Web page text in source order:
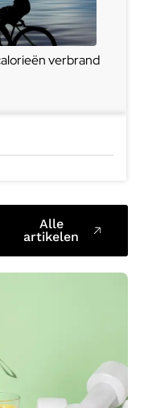
verbrand
Alle
artikelen